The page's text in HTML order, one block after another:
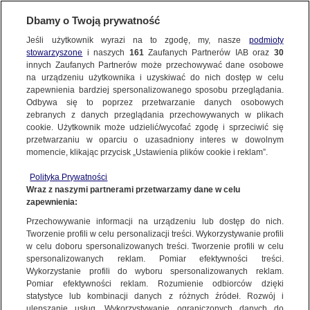
Superwizjer
Program tworzy zespół czoł owych dziennikarzy ś
ledczych.
Zajmująsiętropieniem nieprawidłowoś Rozwiń
W każdą sobotę o godz. 20.00 na antenie TVN24
Dbamy o Twoją prywatność
Jeśli użytkownik wyrazi na to zgodę, my, nasze podmioty
stowarzyszone i naszych 161Zaufanych Partnerów IAB oraz 30
innych Zaufanych Partnerów może przechowywać dane osobowe
na urządzeniu użytkownika i uzyskiwać do nich dostęp w celu
zapewnienia bardziej spersonalizowanego sposobu przeglądania.
Odbywa się to poprzez przetwarzanie danych osobowych
zebranych z danych przeglądania przechowywanych w plikach
cookie. Użytkownik może udzielić/wycofać zgodę i sprzeciwić się
przetwarzaniu w oparciu o uzasadniony interes w dowolnym
momencie, klikając przycisk „Ustawienia plików cookie i reklam”.
Polityka Prywatności
Wraz z naszymi partnerami przetwarzamy dane w celu
zapewnienia:
Przechowywanie informacji na urządzeniu lub dostęp do nich.
Tworzenie profili w celu personalizacji treści. Wykorzystywanie profili
w celu doboru spersonalizowanych treści. Tworzenie profili w celu
spersonalizowanych reklam. Pomiar efektywności treści.
Wykorzystanie profili do wyboru spersonalizowanych reklam.
Pomiar efektywności reklam. Rozumienie odbiorców dzięki
statystyce lub kombinacji danych z różnych źródeł. Rozwój i